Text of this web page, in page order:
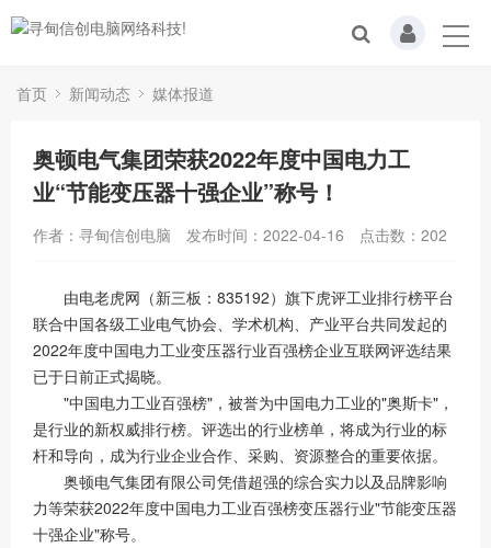
首页 新闻动态 媒体报道
奥顿电气集团荣获2022年度中国电力工
业“节能变压器十强企业”称号！
作者：寻甸信创电脑 发布时间：2022-04-16 点击数： 202
由电老虎网（新三板：835192）旗下虎评工业排行榜平台
联合中国各级工业电气协会、学术机构、产业平台共同发起的
2022年度中国电力工业变压器行业百强榜企业互联网评选结果
已于日前正式揭晓。
"中国电力工业百强榜"，被誉为中国电力工业的"奥斯卡"，
是行业的新权威排行榜。评选出的行业榜单，将成为行业的标
杆和导向，成为行业企业合作、采购、资源整合的重要依据。
奥顿电气集团有限公司凭借超强的综合实力以及品牌影响
力等荣获2022年度中国电力工业百强榜变压器行业"节能变压器
十强企业"称号。